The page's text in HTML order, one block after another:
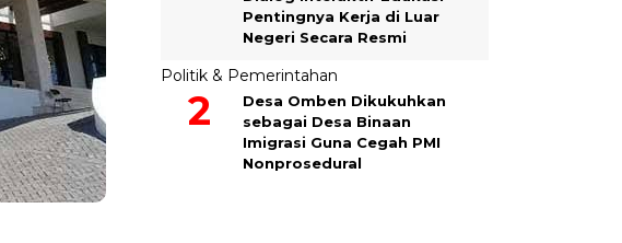
Pentingnya Kerja di Luar
Negeri Secara Resmi
Politik & Pemerintahan
Desa Omben Dikukuhkan
sebagai Desa Binaan
Imigrasi Guna Cegah PMI
Nonprosedural